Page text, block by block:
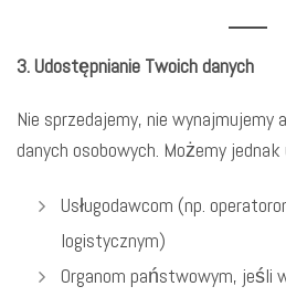
3. Udostępnianie Twoich danych
Nie sprzedajemy, nie wynajmujemy
danych osobowych. Możemy
Usługodawcom (np.
logistycznym)
Organom państwowym, jeśli